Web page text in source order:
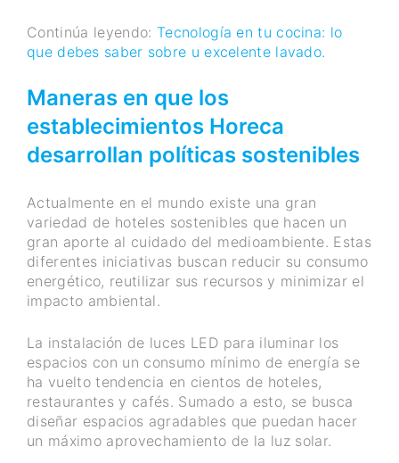
Continúa leyendo:Tecnología en tu cocina: lo
que debes saber sobre u excelente lavado.
Maneras en que los
establecimientos Horeca
desarrollan políticas sostenibles
Actualmente en el mundo existe una gran
variedad de hoteles sostenibles que hacen un
gran aporte al cuidado del medioambiente. Estas
diferentes iniciativas buscan reducir su consumo
energético, reutilizar sus recursos y minimizar el
impacto ambiental.
La instalación de luces LED para iluminar los
espacios con un consumo mínimo de energía se
ha vuelto tendencia en cientos de hoteles,
restaurantes y cafés. Sumado a esto, se busca
diseñar espacios agradables que puedan hacer
un máximo aprovechamiento de la luz solar.